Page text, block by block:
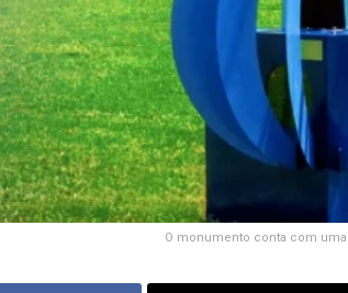
O monumento conta com